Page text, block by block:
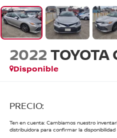
2022TOYOTA
Disponible
PRECIO:
Ten en cuenta: Cambiamos nuestro
distribuidora para confirmar la disponibilidad